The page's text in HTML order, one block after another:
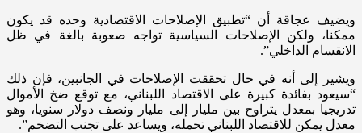
ويضيف عجاقة أن “تطبيق الإصلاحات الاقتصادية وحده قد يكون
ممكنا، ولكن الإصلاحات السياسية تواجه صعوبة بالغة في ظل
الانقسام الداخلي”.
ويشير إلى أنه في حال تحققت الإصلاحات في الجانبين، فإن ذلك
“سيعود بفائدة كبيرة على الاقتصاد اللبناني، مع توقع ضخ الأموال
تدريجيا بمعدل يتراوح بين مليار إلى مليار ونصف دولار سنويا، وهو
معدل يمكن للاقتصاد اللبناني تحمله، ويساعد على تجنب التضخم”.